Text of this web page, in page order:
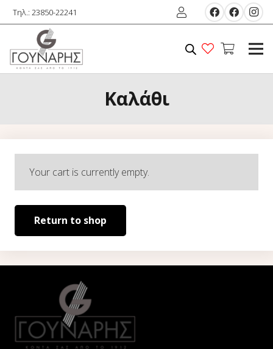
Τηλ.: 23850-22241
Καλάθι
Your cart is currently empty.
Return to shop